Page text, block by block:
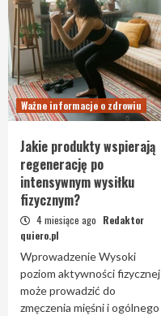
Ważne informacje o zdrowiu
Jakie produkty wspierają
regenerację po
intensywnym wysiłku
fizycznym?
4 miesiące ago Redaktor
quiero.pl
Wprowadzenie Wysoki
poziom aktywności fizycznej
może prowadzić do
zmęczenia mięśni i ogólnego